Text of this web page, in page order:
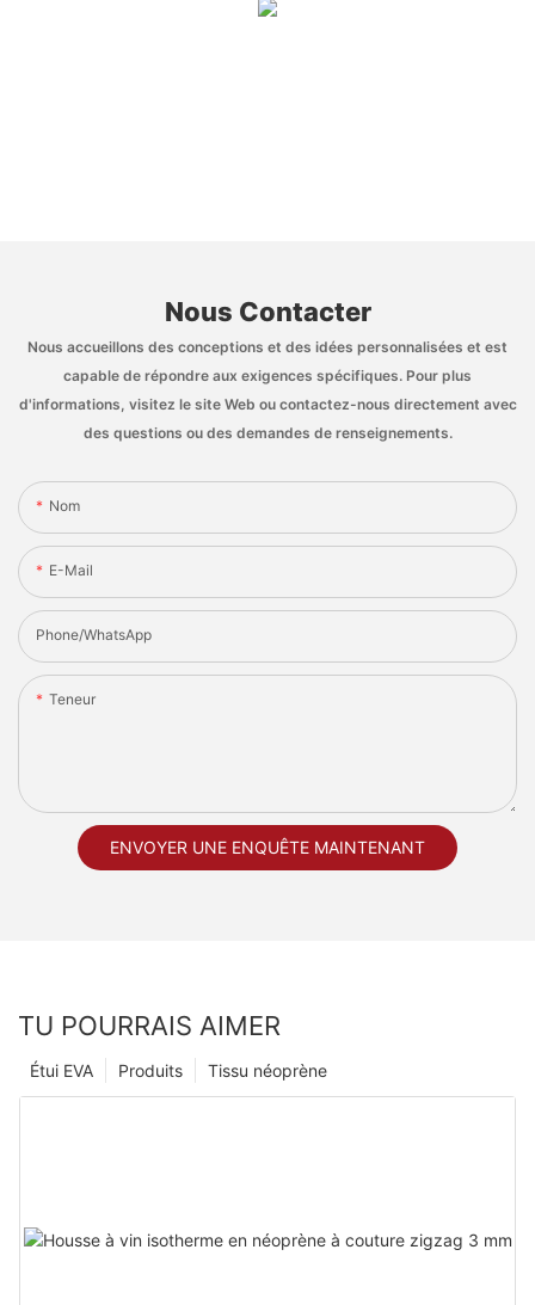
Nous Contacter
Nous accueillons des conceptions et des idées personnalisées et est
capable de répondre aux exigences spécifiques. Pour plus
d'informations, visitez le site Web ou contactez-nous directement avec
des questions ou des demandes de renseignements.
Nom
E-Mail
Phone/whatsApp
Teneur
ENVOYER UNE ENQUÊTE MAINTENANT
TU POURRAIS AIMER
Tissu néoprène
Produits
Étui EVA